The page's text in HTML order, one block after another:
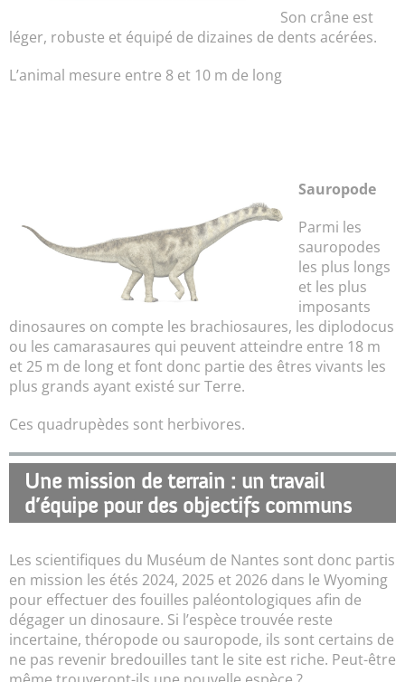
Son crâne est
léger, robuste et équipé de dizaines de dents acérées.
L’animal mesure entre 8 et 10 m de long
Sauropode
Parmi les
sauropodes
les plus longs
et les plus
imposants
dinosaures on compte les brachiosaures, les diplodocus
ou les camarasaures qui peuvent atteindre entre 18 m
et 25 m de long et font donc partie des êtres vivants les
plus grands ayant existé sur Terre.
Ces quadrupèdes sont herbivores.
Une mission de terrain : un travail
d’équipe pour des objectifs communs
Les scientifiques du Muséum de Nantes sont donc partis
en mission les étés 2024, 2025 et 2026 dans le Wyoming
pour effectuer des fouilles paléontologiques afin de
dégager un dinosaure. Si l’espèce trouvée reste
incertaine, théropode ou sauropode, ils sont certains de
ne pas revenir bredouilles tant le site est riche. Peut-être